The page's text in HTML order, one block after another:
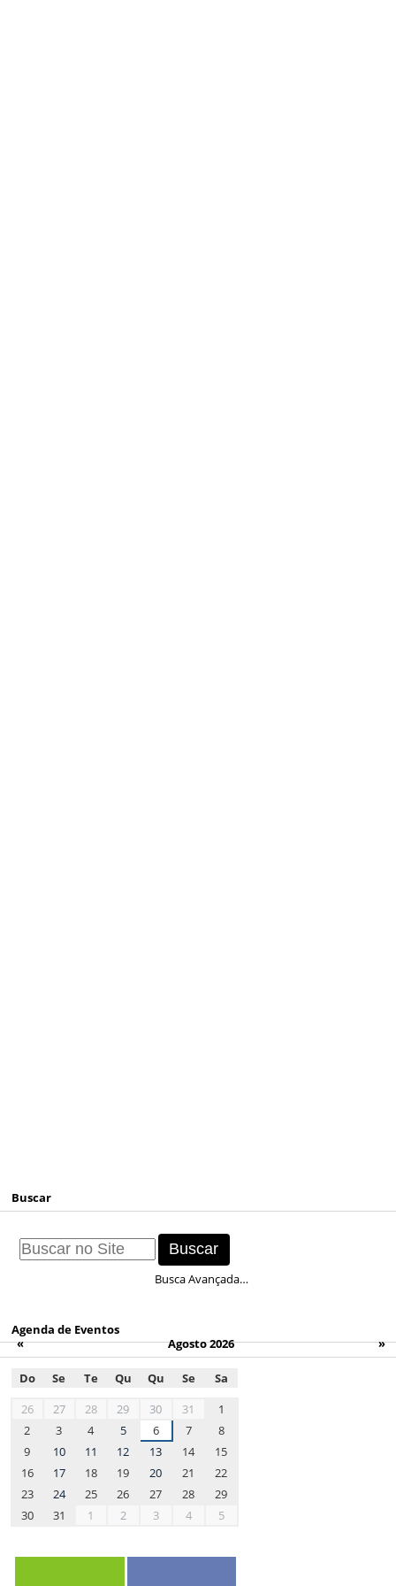
Buscar
Busca Avançada…
Agenda de Eventos
«
Agosto 2026 »
Do Se Te Qu Qu Se
Sa
26
27 28 29 30 31
1
2
3 4 5 6 7
8
9
10 11 12 13 14
15
16
17 18 19 20 21
22
23
24 25 26 27 28
29
30
31 1 2 3 4 5